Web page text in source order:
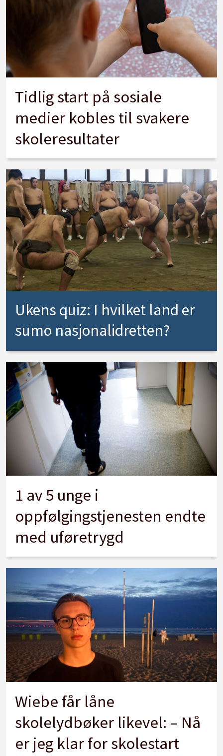
Tidlig start på sosiale
medier kobles til svakere
skoleresultater
Ukens quiz: I hvilket land er
sumo nasjonalidretten?
1 av 5 unge i
oppfølgingstjenesten endte
med uføretrygd
Wiebe får låne
skolelydbøker likevel: – Nå
er jeg klar for skolestart